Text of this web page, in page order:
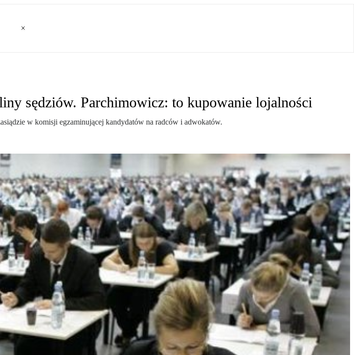
sędziów. Parchimowicz: to kupowanie lojalności
w komisji egzaminującej kandydatów na radców i adwokatów.